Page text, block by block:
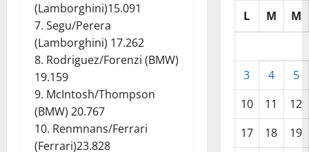
(Lamborghini)15.091
7. Segu/Perera
(Lamborghini) 17.262
8. Rodriguez/Forenzi (BMW)
19.159
9. McIntosh/Thompson
(BMW) 20.767
10. Renmnans/Ferrari
(Ferrari)23.828
L M M
3 4
5
10
11
12
17
18 19